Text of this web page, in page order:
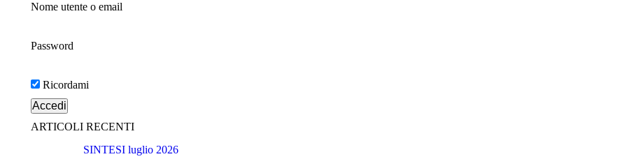
Nome utente o email
Password
Ricordami
ARTICOLI RECENTI
SINTESI luglio 2026